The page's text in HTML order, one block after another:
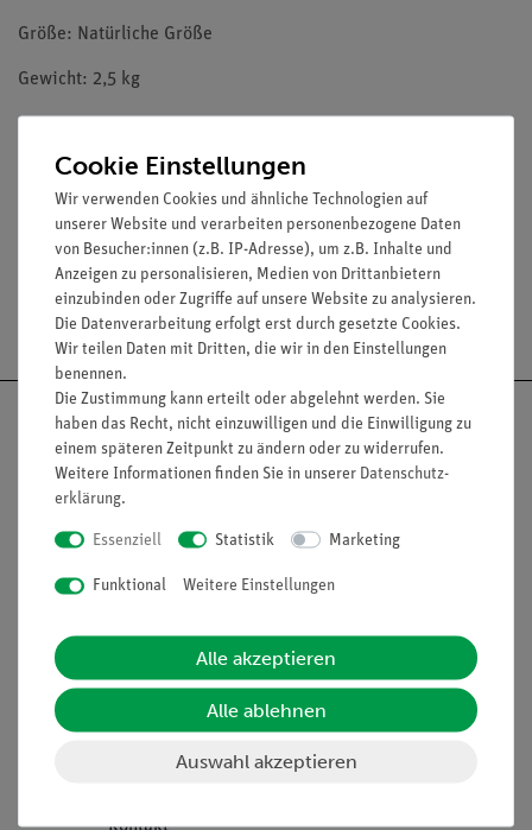
Größe: Natürliche Größe
Gewicht: 2,5 kg
Media / Downloads
Versandkostenfrei ab 300,- €
Informationen
Unternehmen
Projekte und Lösungen
Kontakt
Übersicht Service
Beratung & Showroom
Inventarisierungs- &
Cookie Einstellungen
Wir verwenden Cookies und ähnliche Technologien auf
unserer Website und verarbeiten personenbezogene Daten
von Besucher:innen (z.B. IP-Adresse), um z.B. Inhalte und
Anzeigen zu personalisieren, Medien von Drittanbietern
einzubinden oder Zugriffe auf unsere Website zu analysieren.
Die Datenverarbeitung erfolgt erst durch gesetzte Cookies.
Wir teilen Daten mit Dritten, die wir in den Einstellungen
benennen.
Die Zustimmung kann erteilt oder abgelehnt werden. Sie
haben das Recht, nicht einzuwilligen und die Einwilligung zu
einem späteren Zeitpunkt zu ändern oder zu widerrufen.
Weitere Informationen finden Sie in unserer Daten­schutz­
erklärung.
Essenziell Statistik Marketing
Funktional Weitere Einstellungen
Alle akzeptieren
Alle ablehnen
Auswahl akzeptieren